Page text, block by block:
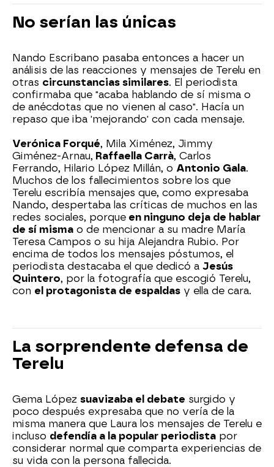
No serían las únicas
Nando Escribano pasaba entonces a hacer un
análisis de las reacciones y mensajes de Terelu en
otras circunstancias similares. El periodista
confirmaba que "acaba hablando de sí misma o
de anécdotas que no vienen al caso". Hacía un
repaso que iba 'mejorando' con cada mensaje.
Verónica Forqué, Mila Ximénez, Jimmy
Giménez-Arnau, Raffaella Carrà, Carlos
Ferrando, Hilario López Millán, o Antonio Gala.
Muchos de los fallecimientos sobre los que
Terelu escribía mensajes que, como expresaba
Nando, despertaba las críticas de muchos en las
redes sociales, porque en ninguno deja de hablar
de sí misma o de mencionar a su madre María
Teresa Campos o su hija Alejandra Rubio. Por
encima de todos los mensajes póstumos, el
periodista destacaba el que dedicó a Jesús
Quintero, por la fotografía que escogió Terelu,
con el protagonista de espaldas y ella de cara.
La sorprendente defensa de
Terelu
Gema López suavizaba el debate surgido y
poco después expresaba que no vería de la
misma manera que Laura los mensajes de Terelu e
incluso defendía a la popular periodista por
considerar normal que comparta experiencias de
su vida con la persona fallecida.